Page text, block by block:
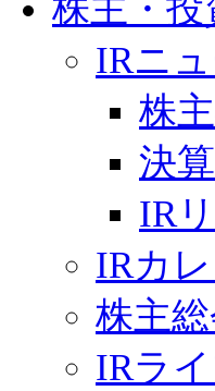
株主・投
IRニ
株
決
IR
IRカ
株主
IRラ